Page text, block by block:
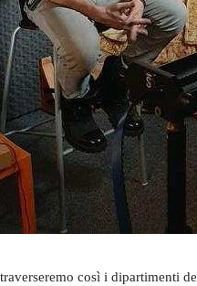
così i dipartimenti